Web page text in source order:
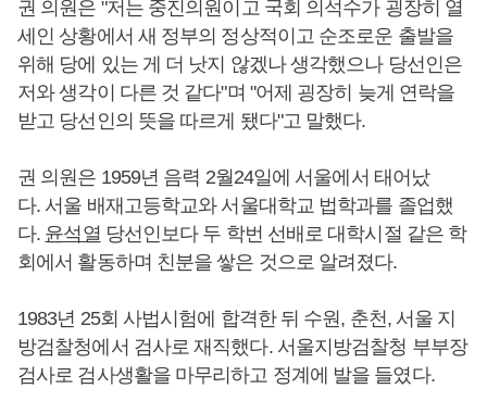
권 의원은 "저는 중진의원이고 국회 의석수가 굉장히 열
세인 상황에서 새 정부의 정상적이고 순조로운 출발을
위해 당에 있는 게 더 낫지 않겠나 생각했으나 당선인은
저와 생각이 다른 것 같다"며 "어제 굉장히 늦게 연락을
받고 당선인의 뜻을 따르게 됐다"고 말했다.
권 의원은 1959년 음력 2월24일에 서울에서 태어났
다. 서울 배재고등학교와 서울대학교 법학과를 졸업했
다. 윤석열 당선인보다 두 학번 선배로 대학시절 같은 학
회에서 활동하며 친분을 쌓은 것으로 알려졌다.
1983년 25회 사법시험에 합격한 뒤 수원, 춘천, 서울 지
방검찰청에서 검사로 재직했다. 서울지방검찰청 부부장
검사로 검사생활을 마무리하고 정계에 발을 들였다.